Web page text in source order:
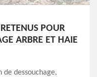
POUR
ARBRE ET HAIE
de dessouchage,